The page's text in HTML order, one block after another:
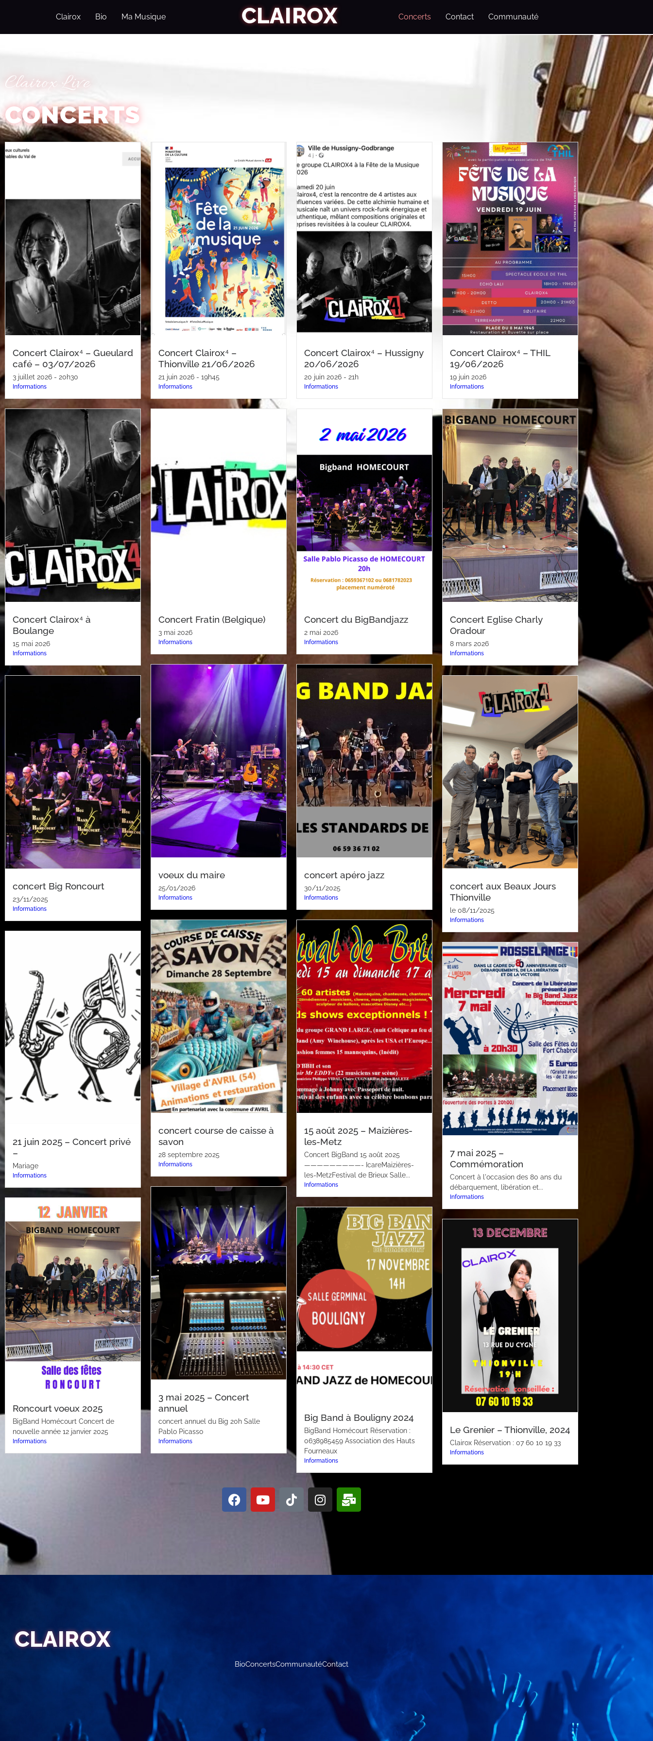
Clairox Bio Ma Musique CLAIROX Concerts Contact Communauté
Clairox Live
CONCERTS
Concert Clairox⁴ – Gueulard
café – 03/07/2026
3 juillet 2026 - 20h30
Informations
Concert Clairox⁴ –
Thionville 21/06/2026
21 juin 2026 - 19h45
Informations
Concert Clairox⁴ – Hussigny
20/06/2026
20 juin 2026 - 21h
Informations
Concert Clairox⁴ – THIL
19/06/2026
19 juin 2026
Informations
Concert Clairox⁴ à
Boulange
15 mai 2026
Informations
Concert Fratin (Belgique)
3 mai 2026
Informations
Concert du BigBandjazz
2 mai 2026
Informations
Concert Eglise Charly
Oradour
8 mars 2026
Informations
voeux du maire
25/01/2026
Informations
concert apéro jazz
30/11/2025
Informations
concert Big Roncourt
23/11/2025
Informations
concert aux Beaux Jours
Thionville
le 08/11/2025
Informations
concert course de caisse à
savon
28 septembre 2025
Informations
15 août 2025 – Maizières-
les-Metz
Concert BigBand 15 août 2025
—————————- IcareMaizières-
les-MetzFestival de Brieux Salle...
Informations
21 juin 2025 – Concert privé
–
Mariage
Informations
7 mai 2025 –
Commémoration
Concert à l'occasion des 80 ans du
débarquement, libération et...
Informations
3 mai 2025 – Concert
annuel
concert annuel du Big 20h Salle
Pablo Picasso
Informations
Roncourt voeux 2025
BigBand Homécourt Concert de
nouvelle année 12 janvier 2025
Informations
Big Band à Bouligny 2024
BigBand Homécourt Réservation :
0638985459 Association des Hauts
Fourneaux
Informations
Le Grenier – Thionville, 2024
Clairox Réservation : 07 60 10 19 33
Informations
CLAIROX
BioConcertsCommunautéContact